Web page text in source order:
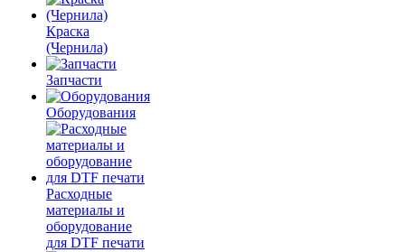
Краска
(Чернила)
Запчасти
Оборудования
Расходные
материалы и
оборудование
для DTF печати